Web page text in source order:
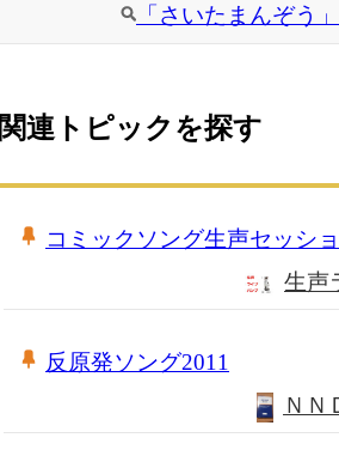
「さいたまんぞう
関連トピックを探す
コミックソング生声セッシ
生声
反原発ソング2011
ＮＮ